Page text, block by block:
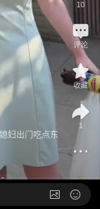
妇出门吃点东
10
评论
收藏
1